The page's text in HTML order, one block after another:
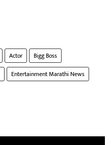
Actor
Bigg Boss
Entertainment Marathi News